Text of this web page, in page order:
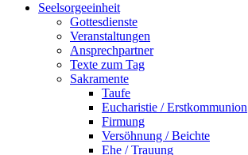
Seelsorgeeinheit
Gottesdienste
Veranstaltungen
Ansprechpartner
Texte zum Tag
Sakramente
Taufe
Eucharistie / Erstkommunion
Firmung
Versöhnung / Beichte
Ehe / Trauung